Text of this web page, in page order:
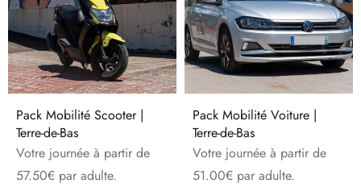
Votre journée à partir de
57.50€ par adulte.
Pack Mobilité Scooter |
Terre-de-Bas
Votre journée à partir de
51.00€ par adulte.
Pack Mobilité Voiture |
Terre-de-Bas